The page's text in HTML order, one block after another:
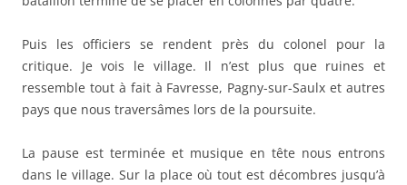
Puis les officiers se rendent près du colonel pour la
critique. Je vois le village. Il n’est plus que ruines et
ressemble tout à fait à Favresse, Pagny-sur-Saulx et autres
pays que nous traversâmes lors de la poursuite.
La pause est terminée et musique en tête nous entrons
dans le village. Sur la place où tout est décombres jusqu’à